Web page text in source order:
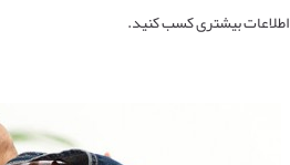
اطلاعات بیشتری کسب کنید.